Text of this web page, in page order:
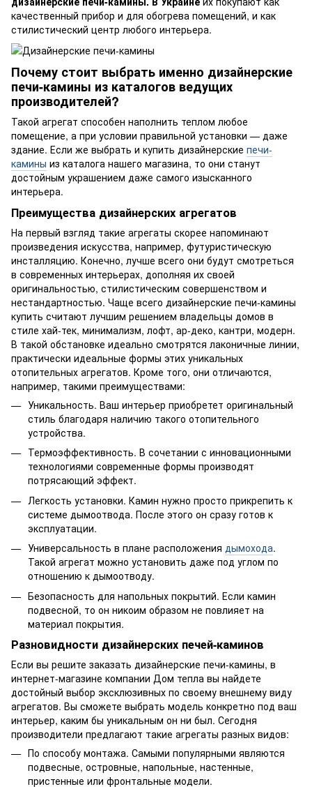
качественный прибор и для обогрева помещений, и как
стилистический центр любого интерьера.
Почему стоит выбрать именно дизайнерские
печи-камины из каталогов ведущих
производителей?
Такой агрегат способен наполнить теплом любое
помещение, а при условии правильной установки — даже
здание. Если же выбрать и купить дизайнерские печи-
камины из каталога нашего магазина, то они станут
достойным украшением даже самого изысканного
интерьера.
Преимущества дизайнерских агрегатов
На первый взгляд такие агрегаты скорее напоминают
произведения искусства, например, футуристическую
инсталляцию. Конечно, лучше всего они будут смотреться
в современных интерьерах, дополняя их своей
оригинальностью, стилистическим совершенством и
нестандартностью. Чаще всего дизайнерские печи-камины
купить считают лучшим решением владельцы домов в
стиле хай-тек, минимализм, лофт, ар-деко, кантри, модерн.
В такой обстановке идеально смотрятся лаконичные линии,
практически идеальные формы этих уникальных
отопительных агрегатов. Кроме того, они отличаются,
например, такими преимуществами:
Уникальность. Ваш интерьер приобретет оригинальный
стиль благодаря наличию такого отопительного
устройства.
Термоэффективность. В сочетании с инновационными
технологиями современные формы производят
потрясающий эффект.
Легкость установки. Камин нужно просто прикрепить к
системе дымоотвода. После этого он сразу готов к
эксплуатации.
Универсальность в плане расположения дымохода.
Такой агрегат можно установить даже под углом по
отношению к дымоотводу.
Безопасность для напольных покрытий. Если камин
подвесной, то он никоим образом не повлияет на
материал покрытия.
Разновидности дизайнерских печей-каминов
Если вы решите заказать дизайнерские печи-камины, в
интернет-магазине компании Дом тепла вы найдете
достойный выбор эксклюзивных по своему внешнему виду
агрегатов. Вы сможете выбрать модель конкретно под ваш
интерьер, каким бы уникальным он ни был. Сегодня
производители предлагают такие агрегаты разных видов:
По способу монтажа. Самыми популярными являются
подвесные, островные, напольные, настенные,
пристенные или фронтальные модели.